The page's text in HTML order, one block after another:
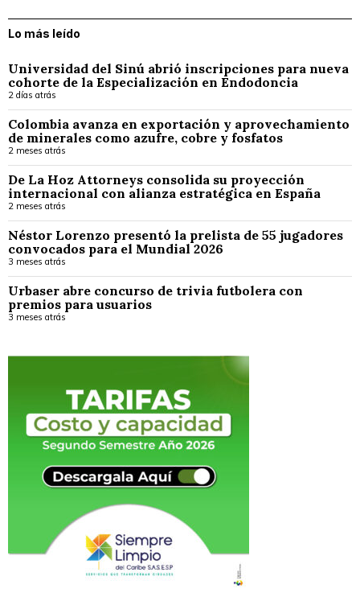
Lo más leído
Universidad del Sinú abrió inscripciones para nueva
cohorte de la Especialización en Endodoncia
2 días atrás
Colombia avanza en exportación y aprovechamiento
de minerales como azufre, cobre y fosfatos
2 meses atrás
De La Hoz Attorneys consolida su proyección
internacional con alianza estratégica en España
2 meses atrás
Néstor Lorenzo presentó la prelista de 55 jugadores
convocados para el Mundial 2026
3 meses atrás
Urbaser abre concurso de trivia futbolera con
premios para usuarios
3 meses atrás